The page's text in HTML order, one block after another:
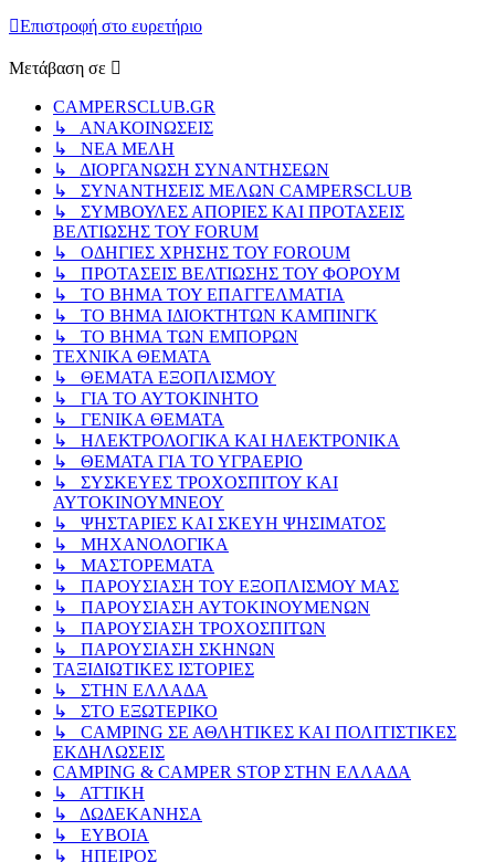
Επιστροφή στο ευρετήριο
Μετάβαση σε
CAMPERSCLUB.GR
↳ ΑΝΑΚΟΙΝΩΣΕΙΣ
↳ ΝΕΑ ΜΕΛΗ
↳ ΔΙΟΡΓΑΝΩΣΗ ΣΥΝΑΝΤΗΣΕΩΝ
↳ ΣΥΝΑΝΤΗΣΕΙΣ ΜΕΛΩΝ CAMPERSCLUB
↳ ΣΥΜΒΟΥΛΕΣ ΑΠΟΡΙΕΣ ΚΑΙ ΠΡΟΤΑΣΕΙΣ
ΒΕΛΤΙΩΣΗΣ ΤΟΥ FORUM
↳ ΟΔΗΓΙΕΣ ΧΡΗΣΗΣ ΤΟΥ FOROUM
↳ ΠΡΟΤΑΣΕΙΣ ΒΕΛΤΙΩΣΗΣ ΤΟΥ ΦΟΡΟΥΜ
↳ ΤΟ ΒΗΜΑ ΤΟΥ ΕΠΑΓΓΕΛΜΑΤΙΑ
↳ ΤΟ ΒΗΜΑ ΙΔΙΟΚΤΗΤΩΝ ΚΑΜΠΙΝΓΚ
↳ ΤΟ ΒΗΜΑ ΤΩΝ ΕΜΠΟΡΩΝ
ΤΕΧΝΙΚΑ ΘΕΜΑΤΑ
↳ ΘΕΜΑΤΑ ΕΞΟΠΛΙΣΜΟΥ
↳ ΓΙΑ ΤΟ ΑΥΤΟΚΙΝΗΤΟ
↳ ΓΕΝΙΚΑ ΘΕΜΑΤΑ
↳ ΗΛΕΚΤΡΟΛΟΓΙΚΑ ΚΑΙ ΗΛΕΚΤΡΟΝΙΚΑ
↳ ΘΕΜΑΤΑ ΓΙΑ ΤΟ ΥΓΡΑΕΡΙΟ
↳ ΣΥΣΚΕΥΕΣ ΤΡΟΧΟΣΠΙΤΟΥ ΚΑΙ
ΑΥΤΟΚΙΝΟΥΜΝΕΟΥ
↳ ΨΗΣΤΑΡΙΕΣ ΚΑΙ ΣΚΕΥΗ ΨΗΣΙΜΑΤΟΣ
↳ ΜΗΧΑΝΟΛΟΓΙΚΑ
↳ ΜΑΣΤΟΡΕΜΑΤΑ
↳ ΠΑΡΟΥΣΙΑΣΗ ΤΟΥ ΕΞΟΠΛΙΣΜΟΥ ΜΑΣ
↳ ΠΑΡΟΥΣΙΑΣΗ ΑΥΤΟΚΙΝΟΥΜΕΝΩΝ
↳ ΠΑΡΟΥΣΙΑΣΗ ΤΡΟΧΟΣΠΙΤΩΝ
↳ ΠΑΡΟΥΣΙΑΣΗ ΣΚΗΝΩΝ
ΤΑΞΙΔΙΩΤΙΚΕΣ ΙΣΤΟΡΙΕΣ
↳ ΣΤΗΝ ΕΛΛΑΔΑ
↳ ΣΤΟ ΕΞΩΤΕΡΙΚΟ
↳ CAMPING ΣΕ ΑΘΛΗΤΙΚΕΣ ΚΑΙ ΠΟΛΙΤΙΣΤΙΚΕΣ
ΕΚΔΗΛΩΣΕΙΣ
CAMPING & CAMPER STOP ΣΤΗN ΕΛΛΑΔΑ
↳ ΑΤΤΙΚΗ
↳ ΔΩΔΕΚΑΝΗΣΑ
↳ ΕΥΒΟΙΑ
↳ ΗΠΕΙΡΟΣ